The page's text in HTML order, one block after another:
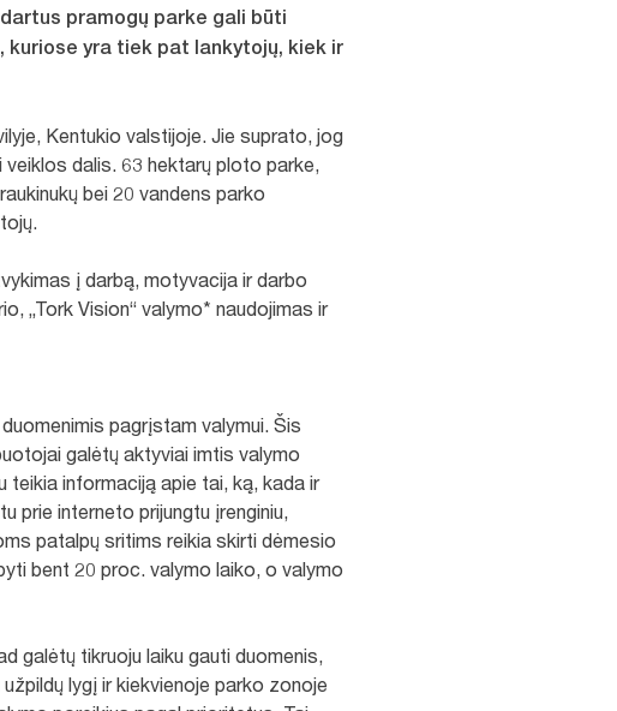
pramogų parke gali būti
yra tiek pat lankytojų, kiek ir
Kentukio valstijoje. Jie suprato, jog
dalis. 63 hektarų ploto parke,
bei 20 vandens parko
į darbą, motyvacija ir darbo
„Tork Vision“ valymo* naudojimas ir
pagrįstam valymui. Šis
galėtų aktyviai imtis valymo
teikia informaciją apie tai, ką, kada ir
prie interneto prijungtu įrenginiu,
patalpų sritims reikia skirti dėmesio
bent 20 proc. valymo laiko, o valymo
galėtų tikruoju laiku gauti duomenis,
lygį ir kiekvienoje parko zonoje